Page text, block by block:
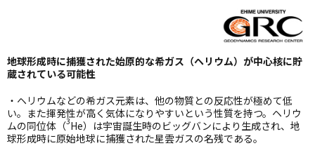
地球形成時に捕獲された始原的な希ガス（ヘリウム）が中心核に貯
蔵されている可能性
・ヘリウムなどの希ガス元素は、他の物質との反応性が極めて低
い。また揮発性が高く気体になりやすいという性質を持つ。ヘリウ
ムの同位体（3He）は宇宙誕生時のビッグバンにより生成され、地
球形成時に原始地球に捕獲された星雲ガスの名残である。